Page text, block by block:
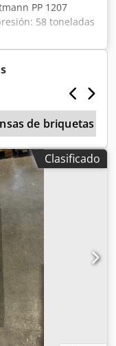
PP 1207
58 toneladas
el material
(LxAnxAl):
1145 x 430
x 1067 x 2868
mm Altura de
aprox. 2300
de briquetas
Clasificado